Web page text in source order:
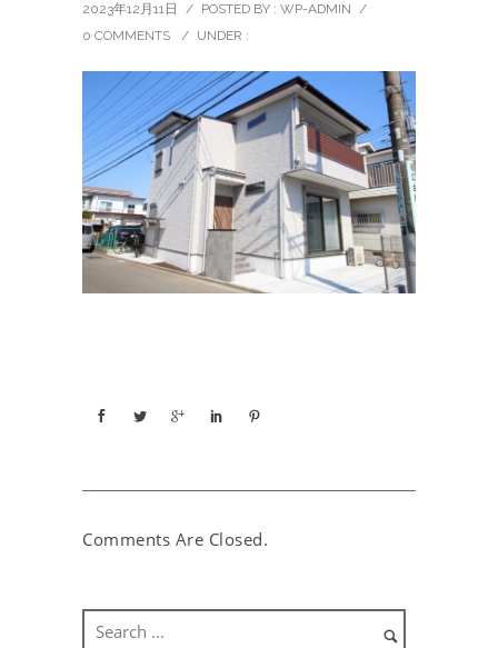
2023年12月11日 / POSTED BY : WP-ADMIN /
0 COMMENTS
/ UNDER :
Comments Are Closed.